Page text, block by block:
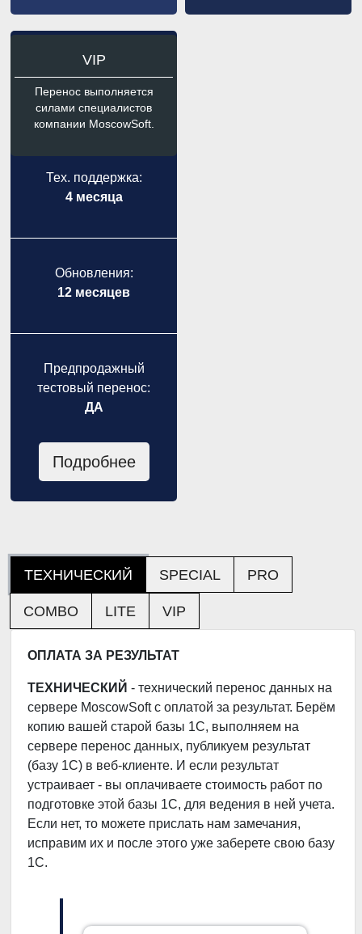
VIP
Перенос выполняется
силами специалистов
компании MoscowSoft.
Тех. поддержка:
4 месяца
Обновления:
12 месяцев
Предпродажный
тестовый перенос:
ДА
Подробнее
ТЕХНИЧЕСКИЙ SPECIAL PRO
COMBO LITE VIP
ОПЛАТА ЗА РЕЗУЛЬТАТ
ТЕХНИЧЕСКИЙ - технический перенос данных на
сервере MoscowSoft с оплатой за результат. Берём
копию вашей старой базы 1С, выполняем на
сервере перенос данных, публикуем результат
(базу 1С) в веб-клиенте. И если результат
устраивает - вы оплачиваете стоимость работ по
подготовке этой базы 1С, для ведения в ней учета.
Если нет, то можете прислать нам замечания,
исправим их и после этого уже заберете свою базу
1С.